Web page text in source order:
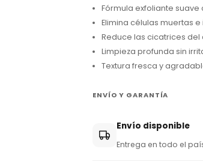
y
5
9
Fórmula exfoliante suave
Elimina células muertas e
Reduce las cicatrices
Limpieza profunda sin
Textura fresca y
ENVÍO Y GARANTÍA
Envío disponible
Entrega en todo el